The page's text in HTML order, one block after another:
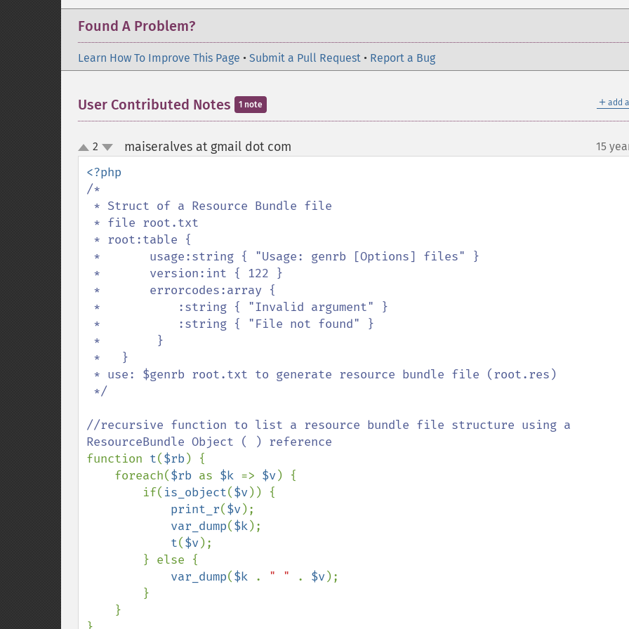
Found A Problem?
Learn How To Improve This Page • Submit a Pull Request • Report a Bug
＋ add
User Contributed Notes 1 note
up
down
2 maiseralves at gmail dot com 15
/*
//recursive function to list a resource bundle file structure using a
function t($rb) {
    foreach(
$rb as $k => $v) {
        if(
is_object($v)) {
print_r($v);
var_dump($k);
t($v);
var_dump($k . " " . $v);